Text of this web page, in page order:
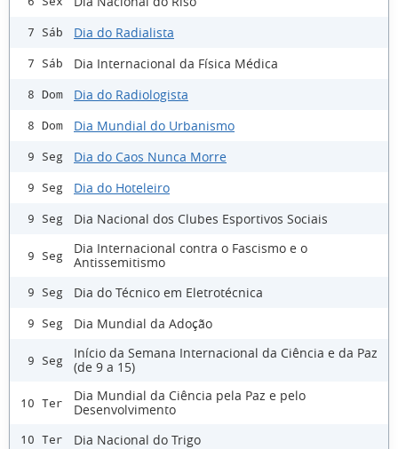
7 Sáb Dia do Radialista
7 Sáb Dia Internacional da Física Médica
8 Dom Dia do Radiologista
8 Dom Dia Mundial do Urbanismo
9 Seg Dia do Caos Nunca Morre
9 Seg Dia do Hoteleiro
9 Seg Dia Nacional dos Clubes Esportivos Sociais
9 Seg
Dia Internacional contra o Fascismo e o
Antissemitismo
9 Seg Dia do Técnico em Eletrotécnica
9 Seg Dia Mundial da Adoção
9 Seg
Início da Semana Internacional da Ciência e da Paz
(de 9 a 15)
10 Ter
Dia Mundial da Ciência pela Paz e pelo
Desenvolvimento
10 Ter Dia Nacional do Trigo